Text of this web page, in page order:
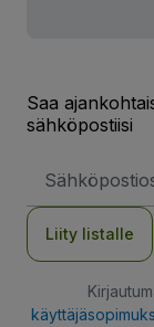
Saa
sähköpostiisi
Liity listalle